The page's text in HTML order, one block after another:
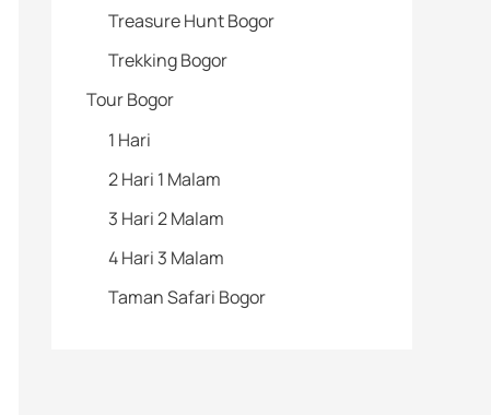
Treasure Hunt Bogor
Trekking Bogor
Tour Bogor
1 Hari
2 Hari 1 Malam
3 Hari 2 Malam
4 Hari 3 Malam
Taman Safari Bogor